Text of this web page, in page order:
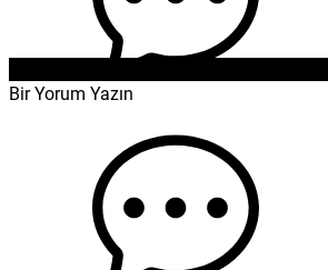
Bir Yorum Yazın